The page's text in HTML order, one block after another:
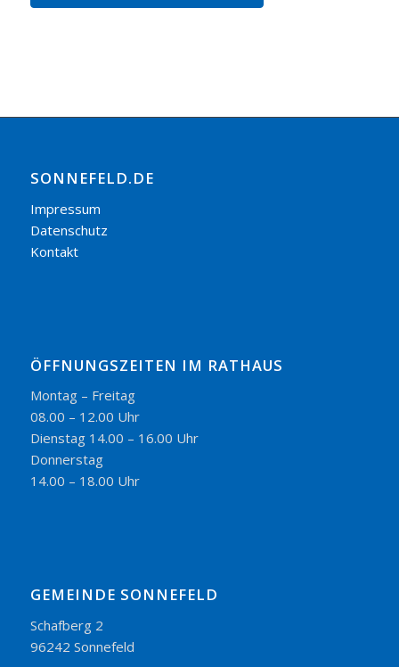
SONNEFELD.DE
Impressum
Datenschutz
Kontakt
ÖFFNUNGSZEITEN IM RATHAUS
Montag – Freitag
08.00 – 12.00 Uhr
Dienstag 14.00 – 16.00 Uhr
Donnerstag
14.00 – 18.00 Uhr
GEMEINDE SONNEFELD
Schafberg 2
96242 Sonnefeld